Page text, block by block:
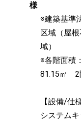
様
※建築基準
区域（屋
域）
※各階面積
81.15㎡ 2
【設備/仕
システムキ